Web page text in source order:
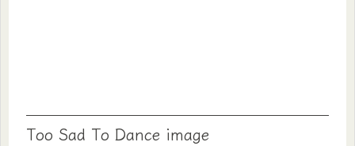
Too Sad To Dance image